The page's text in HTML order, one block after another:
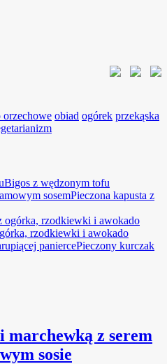
orzechowe obiad ogórek przekąska
Bigos z wędzonym tofu
Pieczona kapusta z
rzodkiewki i awokado
Pieczony kurczak
z serem
sosie